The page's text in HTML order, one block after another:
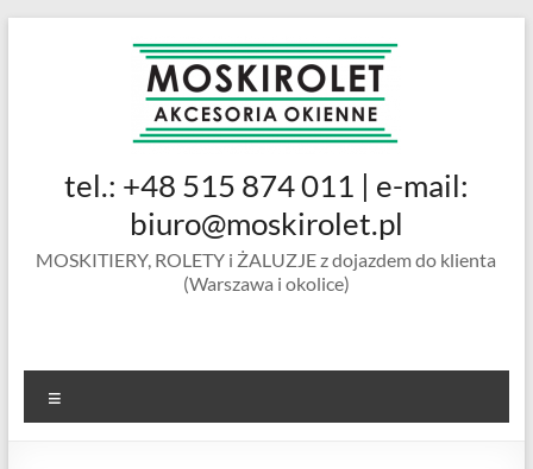
MOSKIROLET
siatki na
okienne |
ramkowe i
drzwiowe
tel.: +48 515 874 011 | e-mail:
biuro@moskirolet.pl
MOSKITIERY, ROLETY i ŻALUZJE z dojazdem do klienta
(Warszawa i okolice)